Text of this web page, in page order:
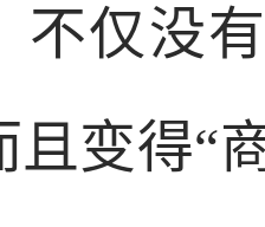
不仅没
且变得“